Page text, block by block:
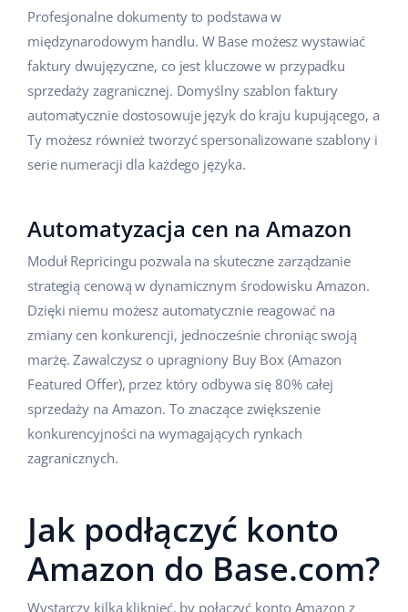
Profesjonalne dokumenty to podstawa w
międzynarodowym handlu. W Base możesz wystawiać
faktury dwujęzyczne, co jest kluczowe w przypadku
sprzedaży zagranicznej. Domyślny szablon faktury
automatycznie dostosowuje język do kraju kupującego, a
Ty możesz również tworzyć spersonalizowane szablony i
serie numeracji dla każdego języka.
Automatyzacja cen na Amazon
Moduł Repricingu pozwala na skuteczne zarządzanie
strategią cenową w dynamicznym środowisku Amazon.
Dzięki niemu możesz automatycznie reagować na
zmiany cen konkurencji, jednocześnie chroniąc swoją
marżę. Zawalczysz o upragniony Buy Box (Amazon
Featured Offer), przez który odbywa się 80% całej
sprzedaży na Amazon. To znaczące zwiększenie
konkurencyjności na wymagających rynkach
zagranicznych.
Jak podłączyć konto
Amazon do Base.com?
Wystarczy kilka kliknięć, by połączyć konto Amazon z